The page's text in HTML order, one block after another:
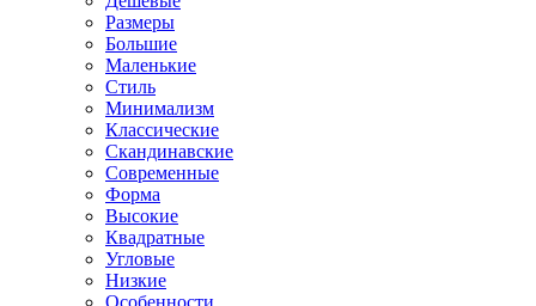
Размеры
Большие
Маленькие
Стиль
Минимализм
Классические
Скандинавские
Современные
Форма
Высокие
Квадратные
Угловые
Низкие
Особенности